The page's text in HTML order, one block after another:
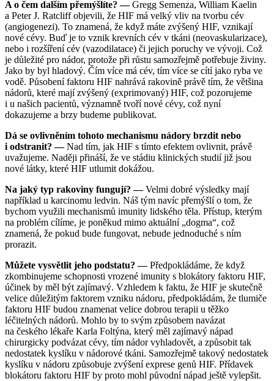
A o čem dalším přemýšlíte? —Gregg Semenza, William Kaelin
a Peter J. Ratcliff objevili, že HIF má velký vliv na tvorbu cév
(angiogenezi). To znamená, že když máte zvýšený HIF, vznikají
nové cévy. Buď je to vznik krevních cév v tkáni (neovaskularizace),
nebo i rozšíření cév (vazodilatace) či jejich poruchy ve vývoji. Což
je důležité pro nádor, protože při růstu samozřejmě potřebuje živiny.
Jako by byl hladový. Čím více má cév, tím více se cítí jako ryba ve
vodě. Působení faktoru HIF nahrává rakovině právě tím, že většina
nádorů, které mají zvýšený (exprimovaný) HIF, což pozorujeme
i u našich pacientů, významně tvoří nové cévy, což nyní
dokazujeme a brzy budeme publikovat.
Dá se ovlivněním tohoto mechanismu nádory brzdit nebo
i odstranit? —Nad tím, jak HIF s tímto efektem ovlivnit, právě
uvažujeme. Naději přináší, že ve stádiu klinických studií již jsou
nové látky, které HIF utlumit dokážou.
Na jaký typ rakoviny fungují? —Velmi dobré výsledky mají
například u karcinomu ledvin. Náš tým navíc přemýšlí o tom, že
bychom využili mechanismů imunity lidského těla. Přístup, kterým
na problém cílíme, je poněkud mimo aktuální „dogma“, což
znamená, že pokud bude fungovat, nebude jednoduché s ním
prorazit.
Můžete vysvětlit jeho podstatu? —Předpokládáme, že když
zkombinujeme schopnosti vrozené imunity s blokátory faktoru HIF,
účinek by měl být zajímavý. Vzhledem k faktu, že HIF je skutečně
velice důležitým faktorem vzniku nádoru, předpokládám, že tlumiče
faktoru HIF budou znamenat velice dobrou terapii u těžko
léčitelných nádorů. Mohlo by to svým způsobem navázat
na českého lékaře Karla Foltýna, který měl zajímavý nápad
chirurgicky podvázat cévy, tím nádor vyhladovět, a způsobit tak
nedostatek kyslíku v nádorové tkáni. Samozřejmě takový nedostatek
kyslíku v nádoru způsobuje zvýšení exprese genů HIF. Přídavek
blokátoru faktoru HIF by proto mohl původní nápad ještě vylepšit.